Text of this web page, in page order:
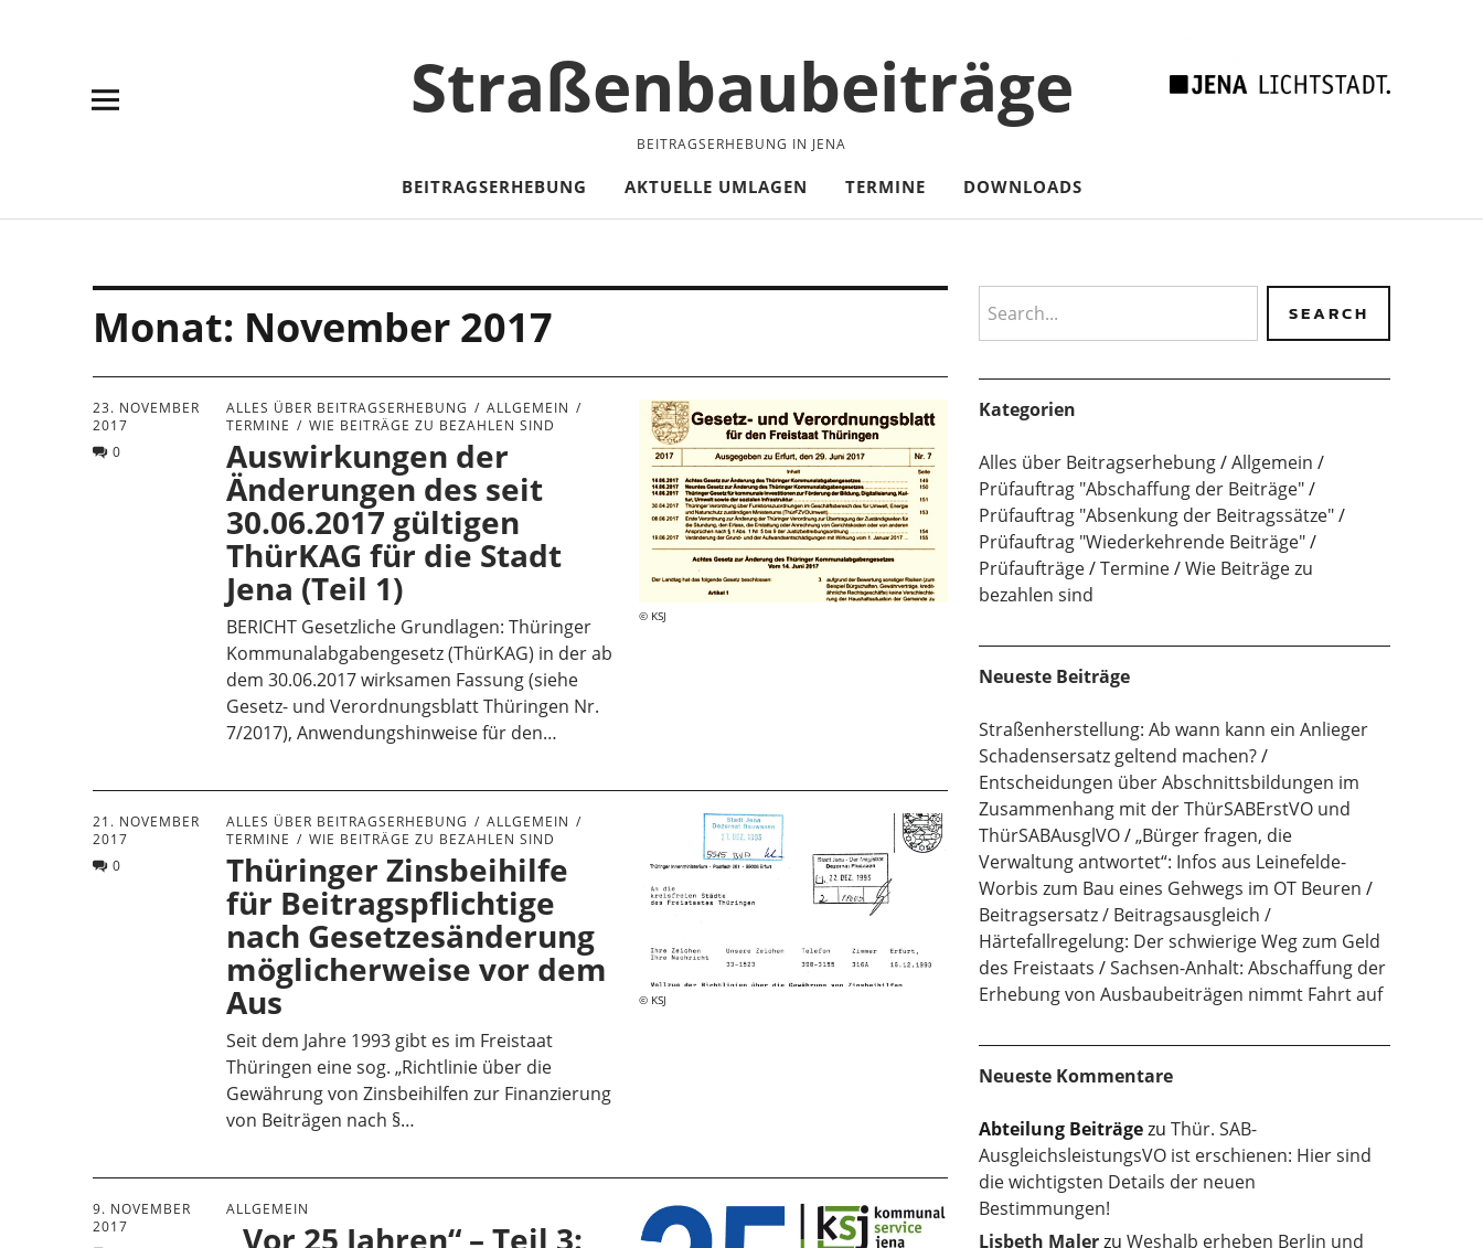
Straßenbaubeiträge
BEITRAGSERHEBUNG IN JENA
BEITRAGSERHEBUNG AKTUELLE UMLAGEN TERMINE DOWNLOADS
Monat: November 2017
KSJ
23. NOVEMBER
2017
0
ALLES ÜBER BEITRAGSERHEBUNG
ALLGEMEIN
TERMINE
WIE BEITRÄGE ZU BEZAHLEN SIND
Auswirkungen der
Änderungen des seit
30.06.2017 gültigen
ThürKAG für die Stadt
Jena (Teil 1)
BERICHT Gesetzliche Grundlagen: Thüringer
Kommunalabgabengesetz (ThürKAG) in der ab
dem 30.06.2017 wirksamen Fassung (siehe
Gesetz- und Verordnungsblatt Thüringen Nr.
7/2017), Anwendungshinweise für den…
KSJ
21. NOVEMBER
2017
0
ALLES ÜBER BEITRAGSERHEBUNG
ALLGEMEIN
TERMINE
WIE BEITRÄGE ZU BEZAHLEN SIND
Thüringer Zinsbeihilfe
für Beitragspflichtige
nach Gesetzesänderung
möglicherweise vor dem
Aus
Seit dem Jahre 1993 gibt es im Freistaat
Thüringen eine sog. „Richtlinie über die
Gewährung von Zinsbeihilfen zur Finanzierung
von Beiträgen nach §…
9. NOVEMBER
2017
ALLGEMEIN
„Vor 25 Jahren“ – Teil 3:
Kategorien
Alles über Beitragserhebung
Allgemein
Prüfauftrag "Abschaffung der Beiträge"
Prüfauftrag "Absenkung der Beitragssätze"
Prüfauftrag "Wiederkehrende Beiträge"
Prüfaufträge
Termine
Wie Beiträge zu
bezahlen sind
Neueste Beiträge
Straßenherstellung: Ab wann kann ein Anlieger
Schadensersatz geltend machen?
Entscheidungen über Abschnittsbildungen im
Zusammenhang mit der ThürSABErstVO und
ThürSABAusglVO
„Bürger fragen, die
Verwaltung antwortet“: Infos aus Leinefelde-
Worbis zum Bau eines Gehwegs im OT Beuren
Beitragsersatz / Beitragsausgleich /
Härtefallregelung: Der schwierige Weg zum Geld
des Freistaats
Sachsen-Anhalt: Abschaffung der
Erhebung von Ausbaubeiträgen nimmt Fahrt auf
Neueste Kommentare
Abteilung Beiträgezu Thür. SAB-
AusgleichsleistungsVO ist erschienen: Hier sind
die wichtigsten Details der neuen
Bestimmungen!
Lisbeth Malerzu Weshalb erheben Berlin und